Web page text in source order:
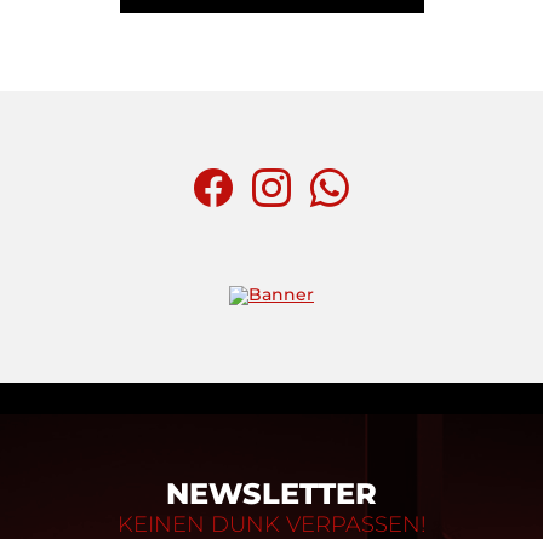
NEWSLETTER
KEINEN DUNK VERPASSEN!